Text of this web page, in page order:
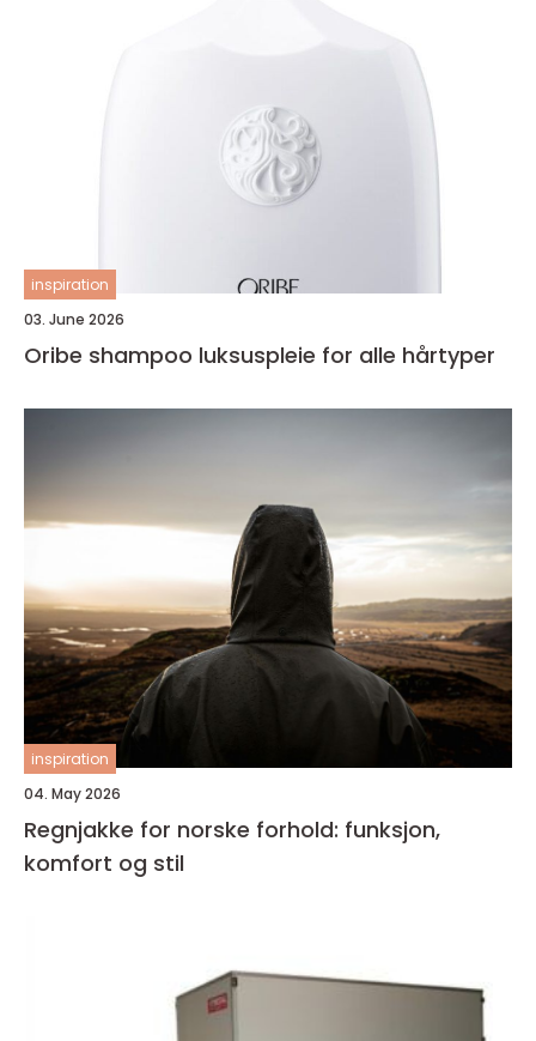
inspiration
03. June 2026
Oribe shampoo luksuspleie for alle hårtyper
inspiration
04. May 2026
Regnjakke for norske forhold: funksjon,
komfort og stil